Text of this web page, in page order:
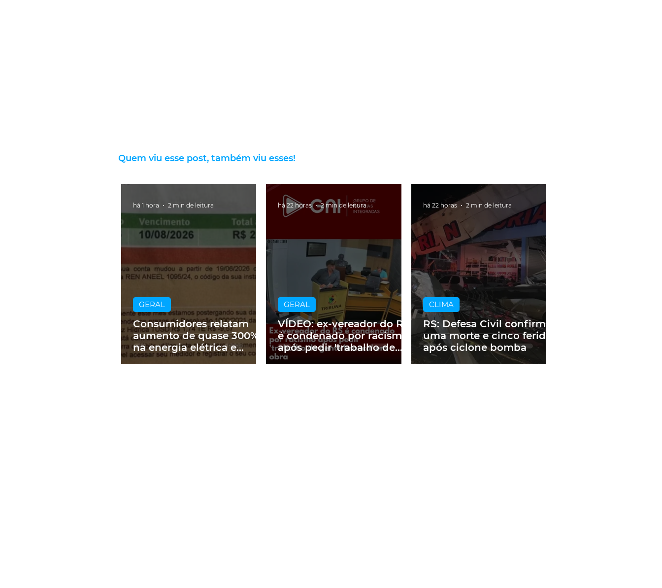
Quem viu esse post, também viu esses!
Consumidores relatam
aumento de quase 300%
na energia elétrica e
contas de até R$ 2 mil no
GERAL
há 1 hora 2 min de leitura
VÍDEO: ex-vereador do RS
é condenado por racismo
após pedir 'trabalho de
gente branca' em obra
GERAL
há 22 horas 2 min de leitura
RS: Defesa Civil confirma
uma morte e cinco feridos
após ciclone bomba
CLIMA
há 22 horas 2 min de leitura